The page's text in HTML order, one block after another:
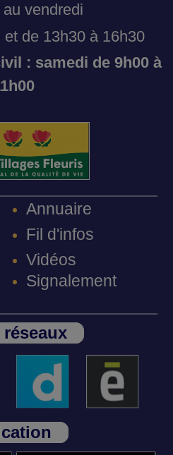
vendredi
de 13h30 à 16h30
: samedi de 9h00 à
Annuaire
Fil d'infos
Vidéos
Signalement